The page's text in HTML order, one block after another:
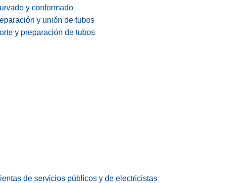
y conformado
y unión de tubos
y preparación de tubos
de servicios públicos y de electricistas